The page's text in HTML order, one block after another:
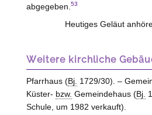
abgegeben.53
Heutiges Geläut
Weitere kirchliche
Pfarrhaus (Bj. 1729/30). –
Küster- bzw. Gemeindehaus (Bj.
Schule, um 1982 verkauft).